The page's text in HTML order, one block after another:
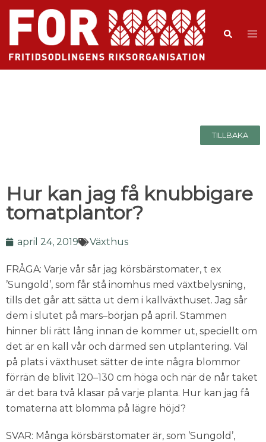
TILLBAKA
Hur kan jag få knubbigare
tomatplantor?
april 24, 2019 Växthus
FRÅGA: Varje vår sår jag körsbärstomater, t ex
’Sungold’, som får stå inomhus med växtbelysning,
tills det går att sätta ut dem i kallväxthuset. Jag sår
dem i slutet på mars–början på april. Stammen
hinner bli rätt lång innan de kommer ut, speciellt om
det är en kall vår och därmed sen utplantering. Väl
på plats i växthuset sätter de inte några blommor
förrän de blivit 120–130 cm höga och när de når taket
är det bara två klasar på varje planta. Hur kan jag få
tomaterna att blomma på lägre höjd?
SVAR: Många körsbärstomater är, som ’Sungold’,